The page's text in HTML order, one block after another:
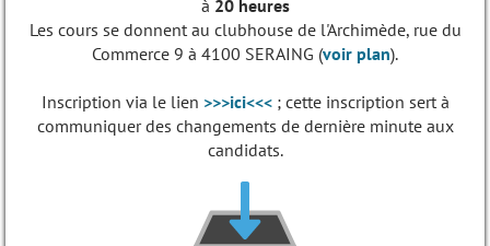
à 20 heures
Les cours se donnent au clubhouse de l'Archimède, rue du
Commerce 9 à 4100 SERAING (voir plan).
Inscription via le lien >>>ici<<<; cette inscription sert à
communiquer des changements de dernière minute aux
candidats.